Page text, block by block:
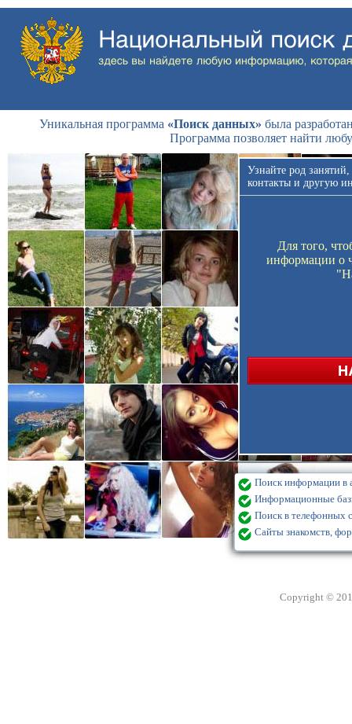
Уникальная программа «Поиск данных» была
Программа позволяет найти
Узнайте род
контакты и другую
Для того,
информации о
Поиск информации в
Информационные
Поиск в телефонных
Сайты знакомств,
Copyright ©